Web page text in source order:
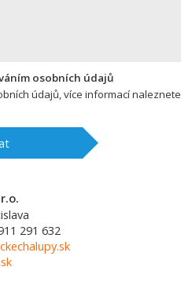
osobních údajů
údajů, více informací naleznete
291 632